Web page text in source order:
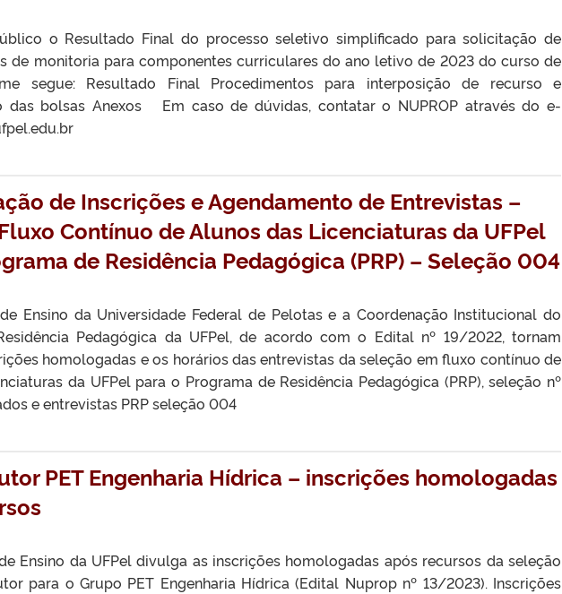
o Resultado Final do processo seletivo simplificado para solicitação de
de monitoria para componentes curriculares do ano letivo de 2023 do curso de
segue: Resultado Final Procedimentos para interposição de recurso e
das bolsas Anexos Em caso de dúvidas, contatar o NUPROP através do e-
de Inscrições e Agendamento de Entrevistas –
Contínuo de Alunos das Licenciaturas da UFPel
de Residência Pedagógica (PRP) – Seleção 004
Ensino da Universidade Federal de Pelotas e a Coordenação Institucional do
Pedagógica da UFPel, de acordo com o Edital nº 19/2022, tornam
homologadas e os horários das entrevistas da seleção em fluxo contínuo de
da UFPel para o Programa de Residência Pedagógica (PRP), seleção nº
e entrevistas PRP seleção 004
PET Engenharia Hídrica – inscrições homologadas
Ensino da UFPel divulga as inscrições homologadas após recursos da seleção
para o Grupo PET Engenharia Hídrica (Edital Nuprop nº 13/2023). Inscrições